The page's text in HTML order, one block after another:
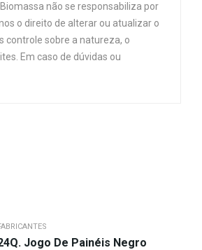
não se responsabiliza por
o direito de alterar ou atualizar o
controle sobre a natureza, o
Em caso de dúvidas ou
Jogo De Painéis Negro